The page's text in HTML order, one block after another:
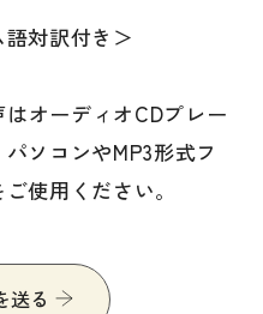
対訳付き＞
オーディオCDプレー
ソコンやMP3形式フ
使用ください。
送る